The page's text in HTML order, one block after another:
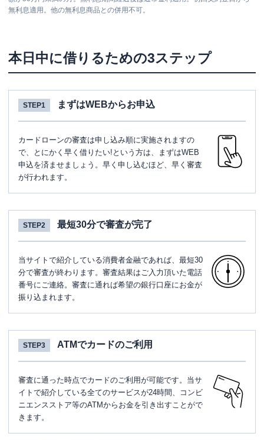
無利息適用。他の無利息商品との併用不可。
本日中に借りるための3ステップ
STEP1 まずはWEBからお申込
カードローンの審査は申し込み順に実施されますの
で、とにかく早く借りたい!という方は、まずはWEB
申込を済ませましょう。早く申し込むほど、早く審査
が行われます。
STEP2 最短30分で審査が完了
当サイトで紹介している消費者金融であれば、最短30
分で審査が終わります。審査結果はご入力頂いた電話
番号にご連絡。審査に通れば希望の銀行口座にお金が
振り込まれます。
STEP3 ATMでカードのご利用
審査に通った時点でカードのご利用が可能です。当サ
イトで紹介している全てのサービスが24時間、コンビ
ニエンスストア等のATMからお金を引き出すことがで
きます。